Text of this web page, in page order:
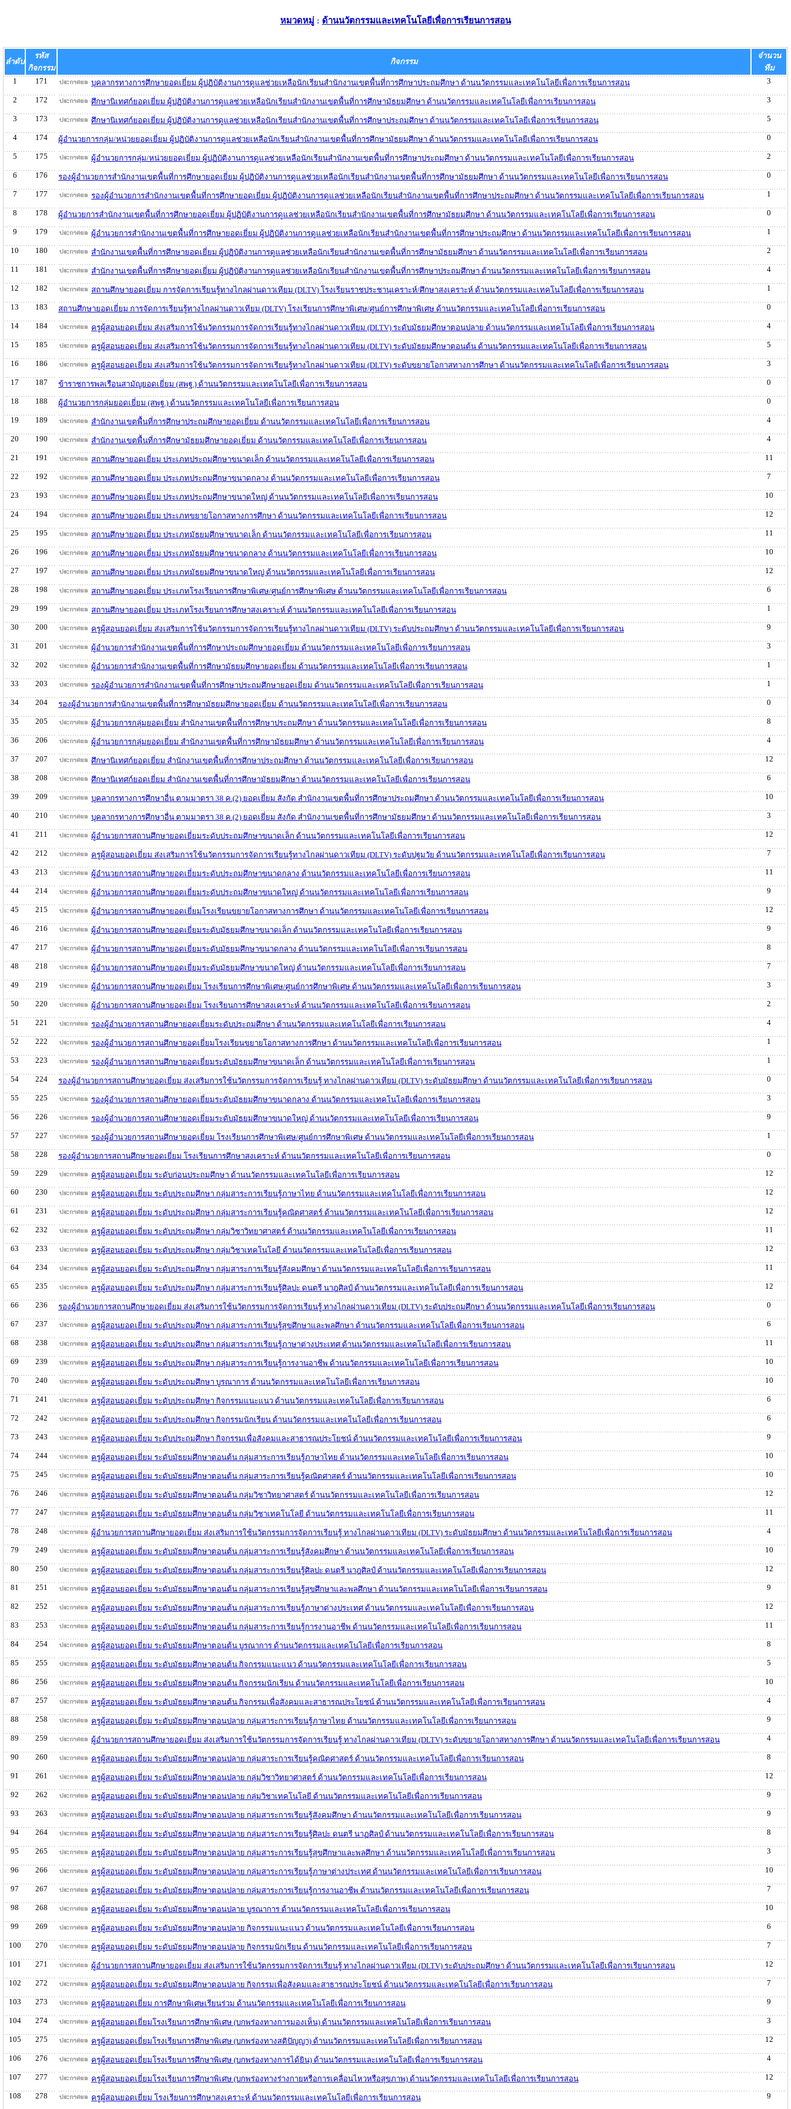
หมวดหมู่ : ด้านนวัตกรรมและเทคโนโลยีเพื่อการเรียนการสอน
ลำดับ
รหัส
กิจกรรม
กิจกรรม
จำนวน
ทีม
1
171 บุคลากรทางการศึกษายอดเยี่ยม ผู้ปฏิบัติงานการดูแลช่วยเหลือนักเรียนสำนักงานเขตพื้นที่การศึกษาประถมศึกษา ด้านนวัตกรรมและเทคโนโลยีเพื่อการเรียนการสอน 3
2 172 ศึกษานิเทศก์ยอดเยี่ยม ผู้ปฏิบัติงานการดูแลช่วยเหลือนักเรียนสำนักงานเขตพื้นที่การศึกษามัธยมศึกษา ด้านนวัตกรรมและเทคโนโลยีเพื่อการเรียนการสอน 3
3 173 ศึกษานิเทศก์ยอดเยี่ยม ผู้ปฏิบัติงานการดูแลช่วยเหลือนักเรียนสำนักงานเขตพื้นที่การศึกษาประถมศึกษา ด้านนวัตกรรมและเทคโนโลยีเพื่อการเรียนการสอน 5
4 174 ผู้อำนวยการกลุ่ม/หน่วยยอดเยี่ยม ผู้ปฏิบัติงานการดูแลช่วยเหลือนักเรียนสำนักงานเขตพื้นที่การศึกษามัธยมศึกษา ด้านนวัตกรรมและเทคโนโลยีเพื่อการเรียนการสอน 0
5 175 ผู้อำนวยการกลุ่ม/หน่วยยอดเยี่ยม ผู้ปฏิบัติงานการดูแลช่วยเหลือนักเรียนสำนักงานเขตพื้นที่การศึกษาประถมศึกษา ด้านนวัตกรรมและเทคโนโลยีเพื่อการเรียนการสอน 2
6 176 รองผู้อำนวยการสำนักงานเขตพื้นที่การศึกษายอดเยี่ยม ผู้ปฏิบัติงานการดูแลช่วยเหลือนักเรียนสำนักงานเขตพื้นที่การศึกษามัธยมศึกษา ด้านนวัตกรรมและเทคโนโลยีเพื่อการเรียนการสอน 0
7 177 รองผู้อำนวยการสำนักงานเขตพื้นที่การศึกษายอดเยี่ยม ผู้ปฏิบัติงานการดูแลช่วยเหลือนักเรียนสำนักงานเขตพื้นที่การศึกษาประถมศึกษา ด้านนวัตกรรมและเทคโนโลยีเพื่อการเรียนการสอน 1
8 178 ผู้อำนวยการสำนักงานเขตพื้นที่การศึกษายอดเยี่ยม ผู้ปฏิบัติงานการดูแลช่วยเหลือนักเรียนสำนักงานเขตพื้นที่การศึกษามัธยมศึกษา ด้านนวัตกรรมและเทคโนโลยีเพื่อการเรียนการสอน 0
9 179 ผู้อำนวยการสำนักงานเขตพื้นที่การศึกษายอดเยี่ยม ผู้ปฏิบัติงานการดูแลช่วยเหลือนักเรียนสำนักงานเขตพื้นที่การศึกษาประถมศึกษา ด้านนวัตกรรมและเทคโนโลยีเพื่อการเรียนการสอน 1
10 180 สำนักงานเขตพื้นที่การศึกษายอดเยี่ยม ผู้ปฏิบัติงานการดูแลช่วยเหลือนักเรียนสำนักงานเขตพื้นที่การศึกษามัธยมศึกษา ด้านนวัตกรรมและเทคโนโลยีเพื่อการเรียนการสอน 2
11 181 สำนักงานเขตพื้นที่การศึกษายอดเยี่ยม ผู้ปฏิบัติงานการดูแลช่วยเหลือนักเรียนสำนักงานเขตพื้นที่การศึกษาประถมศึกษา ด้านนวัตกรรมและเทคโนโลยีเพื่อการเรียนการสอน 4
12 182 สถานศึกษายอดเยี่ยม การจัดการเรียนรู้ทางไกลผ่านดาวเทียม (DLTV) โรงเรียนราชประชานุเคราะห์/ศึกษาสงเคราะห์ ด้านนวัตกรรมและเทคโนโลยีเพื่อการเรียนการสอน 1
13 183 สถานศึกษายอดเยี่ยม การจัดการเรียนรู้ทางไกลผ่านดาวเทียม (DLTV) โรงเรียนการศึกษาพิเศษ/ศูนย์การศึกษาพิเศษ ด้านนวัตกรรมและเทคโนโลยีเพื่อการเรียนการสอน 0
14 184 ครูผู้สอนยอดเยี่ยม ส่งเสริมการใช้นวัตกรรมการจัดการเรียนรู้ทางไกลผ่านดาวเทียม (DLTV) ระดับมัธยมศึกษาตอนปลาย ด้านนวัตกรรมและเทคโนโลยีเพื่อการเรียนการสอน 4
15 185 ครูผู้สอนยอดเยี่ยม ส่งเสริมการใช้นวัตกรรมการจัดการเรียนรู้ทางไกลผ่านดาวเทียม (DLTV) ระดับมัธยมศึกษาตอนต้น ด้านนวัตกรรมและเทคโนโลยีเพื่อการเรียนการสอน 5
16 186 ครูผู้สอนยอดเยี่ยม ส่งเสริมการใช้นวัตกรรมการจัดการเรียนรู้ทางไกลผ่านดาวเทียม (DLTV) ระดับขยายโอกาสทางการศึกษา ด้านนวัตกรรมและเทคโนโลยีเพื่อการเรียนการสอน 3
17 187 ข้าราชการพลเรือนสามัญยอดเยี่ยม (สพฐ.) ด้านนวัตกรรมและเทคโนโลยีเพื่อการเรียนการสอน 0
18 188 ผู้อำนวยการกลุ่มยอดเยี่ยม (สพฐ.) ด้านนวัตกรรมและเทคโนโลยีเพื่อการเรียนการสอน 0
19 189 สำนักงานเขตพื้นที่การศึกษาประถมศึกษายอดเยี่ยม ด้านนวัตกรรมและเทคโนโลยีเพื่อการเรียนการสอน 4
20 190 สำนักงานเขตพื้นที่การศึกษามัธยมศึกษายอดเยี่ยม ด้านนวัตกรรมและเทคโนโลยีเพื่อการเรียนการสอน 4
21 191 สถานศึกษายอดเยี่ยม ประเภทประถมศึกษาขนาดเล็ก ด้านนวัตกรรมและเทคโนโลยีเพื่อการเรียนการสอน 11
22 192 สถานศึกษายอดเยี่ยม ประเภทประถมศึกษาขนาดกลาง ด้านนวัตกรรมและเทคโนโลยีเพื่อการเรียนการสอน 7
23 193 สถานศึกษายอดเยี่ยม ประเภทประถมศึกษาขนาดใหญ่ ด้านนวัตกรรมและเทคโนโลยีเพื่อการเรียนการสอน 10
24 194 สถานศึกษายอดเยี่ยม ประเภทขยายโอกาสทางการศึกษา ด้านนวัตกรรมและเทคโนโลยีเพื่อการเรียนการสอน 12
25 195 สถานศึกษายอดเยี่ยม ประเภทมัธยมศึกษาขนาดเล็ก ด้านนวัตกรรมและเทคโนโลยีเพื่อการเรียนการสอน 11
26 196 สถานศึกษายอดเยี่ยม ประเภทมัธยมศึกษาขนาดกลาง ด้านนวัตกรรมและเทคโนโลยีเพื่อการเรียนการสอน 10
27 197 สถานศึกษายอดเยี่ยม ประเภทมัธยมศึกษาขนาดใหญ่ ด้านนวัตกรรมและเทคโนโลยีเพื่อการเรียนการสอน 12
28 198 สถานศึกษายอดเยี่ยม ประเภทโรงเรียนการศึกษาพิเศษ/ศูนย์การศึกษาพิเศษ ด้านนวัตกรรมและเทคโนโลยีเพื่อการเรียนการสอน 6
29 199 สถานศึกษายอดเยี่ยม ประเภทโรงเรียนการศึกษาสงเคราะห์ ด้านนวัตกรรมและเทคโนโลยีเพื่อการเรียนการสอน 1
30 200 ครูผู้สอนยอดเยี่ยม ส่งเสริมการใช้นวัตกรรมการจัดการเรียนรู้ทางไกลผ่านดาวเทียม (DLTV) ระดับประถมศึกษา ด้านนวัตกรรมและเทคโนโลยีเพื่อการเรียนการสอน 9
31 201 ผู้อำนวยการสำนักงานเขตพื้นที่การศึกษาประถมศึกษายอดเยี่ยม ด้านนวัตกรรมและเทคโนโลยีเพื่อการเรียนการสอน 3
32 202 ผู้อำนวยการสำนักงานเขตพื้นที่การศึกษามัธยมศึกษายอดเยี่ยม ด้านนวัตกรรมและเทคโนโลยีเพื่อการเรียนการสอน 1
33 203 รองผู้อำนวยการสำนักงานเขตพื้นที่การศึกษาประถมศึกษายอดเยี่ยม ด้านนวัตกรรมและเทคโนโลยีเพื่อการเรียนการสอน 1
34 204 รองผู้อำนวยการสำนักงานเขตพื้นที่การศึกษามัธยมศึกษายอดเยี่ยม ด้านนวัตกรรมและเทคโนโลยีเพื่อการเรียนการสอน 0
35 205 ผู้อำนวยการกลุ่มยอดเยี่ยม สำนักงานเขตพื้นที่การศึกษาประถมศึกษา ด้านนวัตกรรมและเทคโนโลยีเพื่อการเรียนการสอน 8
36 206 ผู้อำนวยการกลุ่มยอดเยี่ยม สำนักงานเขตพื้นที่การศึกษามัธยมศึกษา ด้านนวัตกรรมและเทคโนโลยีเพื่อการเรียนการสอน 4
37 207 ศึกษานิเทศก์ยอดเยี่ยม สำนักงานเขตพื้นที่การศึกษาประถมศึกษา ด้านนวัตกรรมและเทคโนโลยีเพื่อการเรียนการสอน 12
38 208 ศึกษานิเทศก์ยอดเยี่ยม สำนักงานเขตพื้นที่การศึกษามัธยมศึกษา ด้านนวัตกรรมและเทคโนโลยีเพื่อการเรียนการสอน 6
39 209 บุคลากรทางการศึกษาอื่น ตามมาตรา 38 ค.(2) ยอดเยี่ยม สังกัด สำนักงานเขตพื้นที่การศึกษาประถมศึกษา ด้านนวัตกรรมและเทคโนโลยีเพื่อการเรียนการสอน 10
40 210 บุคลากรทางการศึกษาอื่น ตามมาตรา 38 ค.(2) ยอดเยี่ยม สังกัด สำนักงานเขตพื้นที่การศึกษามัธยมศึกษา ด้านนวัตกรรมและเทคโนโลยีเพื่อการเรียนการสอน 3
41 211 ผู้อำนวยการสถานศึกษายอดเยี่ยมระดับประถมศึกษาขนาดเล็ก ด้านนวัตกรรมและเทคโนโลยีเพื่อการเรียนการสอน 12
42 212 ครูผู้สอนยอดเยี่ยม ส่งเสริมการใช้นวัตกรรมการจัดการเรียนรู้ทางไกลผ่านดาวเทียม (DLTV) ระดับปฐมวัย ด้านนวัตกรรมและเทคโนโลยีเพื่อการเรียนการสอน 7
43 213 ผู้อำนวยการสถานศึกษายอดเยี่ยมระดับประถมศึกษาขนาดกลาง ด้านนวัตกรรมและเทคโนโลยีเพื่อการเรียนการสอน 11
44 214 ผู้อำนวยการสถานศึกษายอดเยี่ยมระดับประถมศึกษาขนาดใหญ่ ด้านนวัตกรรมและเทคโนโลยีเพื่อการเรียนการสอน 9
45 215 ผู้อำนวยการสถานศึกษายอดเยี่ยมโรงเรียนขยายโอกาสทางการศึกษา ด้านนวัตกรรมและเทคโนโลยีเพื่อการเรียนการสอน 12
46 216 ผู้อำนวยการสถานศึกษายอดเยี่ยมระดับมัธยมศึกษาขนาดเล็ก ด้านนวัตกรรมและเทคโนโลยีเพื่อการเรียนการสอน 9
47 217 ผู้อำนวยการสถานศึกษายอดเยี่ยมระดับมัธยมศึกษาขนาดกลาง ด้านนวัตกรรมและเทคโนโลยีเพื่อการเรียนการสอน 8
48 218 ผู้อำนวยการสถานศึกษายอดเยี่ยมระดับมัธยมศึกษาขนาดใหญ่ ด้านนวัตกรรมและเทคโนโลยีเพื่อการเรียนการสอน 7
49 219 ผู้อำนวยการสถานศึกษายอดเยี่ยม โรงเรียนการศึกษาพิเศษ/ศูนย์การศึกษาพิเศษ ด้านนวัตกรรมและเทคโนโลยีเพื่อการเรียนการสอน 3
50 220 ผู้อำนวยการสถานศึกษายอดเยี่ยม โรงเรียนการศึกษาสงเคราะห์ ด้านนวัตกรรมและเทคโนโลยีเพื่อการเรียนการสอน 2
51 221 รองผู้อำนวยการสถานศึกษายอดเยี่ยมระดับประถมศึกษา ด้านนวัตกรรมและเทคโนโลยีเพื่อการเรียนการสอน 4
52 222 รองผู้อำนวยการสถานศึกษายอดเยี่ยมโรงเรียนขยายโอกาสทางการศึกษา ด้านนวัตกรรมและเทคโนโลยีเพื่อการเรียนการสอน 1
53 223 รองผู้อำนวยการสถานศึกษายอดเยี่ยมระดับมัธยมศึกษาขนาดเล็ก ด้านนวัตกรรมและเทคโนโลยีเพื่อการเรียนการสอน 1
54 224 รองผู้อำนวยการสถานศึกษายอดเยี่ยม ส่งเสริมการใช้นวัตกรรมการจัดการเรียนรู้ ทางไกลผ่านดาวเทียม (DLTV) ระดับมัธยมศึกษา ด้านนวัตกรรมและเทคโนโลยีเพื่อการเรียนการสอน 0
55 225 รองผู้อำนวยการสถานศึกษายอดเยี่ยมระดับมัธยมศึกษาขนาดกลาง ด้านนวัตกรรมและเทคโนโลยีเพื่อการเรียนการสอน 3
56 226 รองผู้อำนวยการสถานศึกษายอดเยี่ยมระดับมัธยมศึกษาขนาดใหญ่ ด้านนวัตกรรมและเทคโนโลยีเพื่อการเรียนการสอน 9
57 227 รองผู้อำนวยการสถานศึกษายอดเยี่ยม โรงเรียนการศึกษาพิเศษ/ศูนย์การศึกษาพิเศษ ด้านนวัตกรรมและเทคโนโลยีเพื่อการเรียนการสอน 1
58 228 รองผู้อำนวยการสถานศึกษายอดเยี่ยม โรงเรียนการศึกษาสงเคราะห์ ด้านนวัตกรรมและเทคโนโลยีเพื่อการเรียนการสอน 0
59 229 ครูผู้สอนยอดเยี่ยม ระดับก่อนประถมศึกษา ด้านนวัตกรรมและเทคโนโลยีเพื่อการเรียนการสอน 12
60 230 ครูผู้สอนยอดเยี่ยม ระดับประถมศึกษา กลุ่มสาระการเรียนรู้ภาษาไทย ด้านนวัตกรรมและเทคโนโลยีเพื่อการเรียนการสอน 12
61 231 ครูผู้สอนยอดเยี่ยม ระดับประถมศึกษา กลุ่มสาระการเรียนรู้คณิตศาสตร์ ด้านนวัตกรรมและเทคโนโลยีเพื่อการเรียนการสอน 12
62 232 ครูผู้สอนยอดเยี่ยม ระดับประถมศึกษา กลุ่มวิชาวิทยาศาสตร์ ด้านนวัตกรรมและเทคโนโลยีเพื่อการเรียนการสอน 11
63 233 ครูผู้สอนยอดเยี่ยม ระดับประถมศึกษา กลุ่มวิชาเทคโนโลยี ด้านนวัตกรรมและเทคโนโลยีเพื่อการเรียนการสอน 12
64 234 ครูผู้สอนยอดเยี่ยม ระดับประถมศึกษา กลุ่มสาระการเรียนรู้สังคมศึกษา ด้านนวัตกรรมและเทคโนโลยีเพื่อการเรียนการสอน 11
65 235 ครูผู้สอนยอดเยี่ยม ระดับประถมศึกษา กลุ่มสาระการเรียนรู้ศิลปะ ดนตรี นาฎศิลป์ ด้านนวัตกรรมและเทคโนโลยีเพื่อการเรียนการสอน 12
66 236 รองผู้อำนวยการสถานศึกษายอดเยี่ยม ส่งเสริมการใช้นวัตกรรมการจัดการเรียนรู้ ทางไกลผ่านดาวเทียม (DLTV) ระดับประถมศึกษา ด้านนวัตกรรมและเทคโนโลยีเพื่อการเรียนการสอน 0
67 237 ครูผู้สอนยอดเยี่ยม ระดับประถมศึกษา กลุ่มสาระการเรียนรู้สุขศึกษาและพลศึกษา ด้านนวัตกรรมและเทคโนโลยีเพื่อการเรียนการสอน 6
68 238 ครูผู้สอนยอดเยี่ยม ระดับประถมศึกษา กลุ่มสาระการเรียนรู้ภาษาต่างประเทศ ด้านนวัตกรรมและเทคโนโลยีเพื่อการเรียนการสอน 11
69 239 ครูผู้สอนยอดเยี่ยม ระดับประถมศึกษา กลุ่มสาระการเรียนรู้การงานอาชีพ ด้านนวัตกรรมและเทคโนโลยีเพื่อการเรียนการสอน 10
70 240 ครูผู้สอนยอดเยี่ยม ระดับประถมศึกษา บูรณาการ ด้านนวัตกรรมและเทคโนโลยีเพื่อการเรียนการสอน 10
71 241 ครูผู้สอนยอดเยี่ยม ระดับประถมศึกษา กิจกรรมแนะแนว ด้านนวัตกรรมและเทคโนโลยีเพื่อการเรียนการสอน 6
72 242 ครูผู้สอนยอดเยี่ยม ระดับประถมศึกษา กิจกรรมนักเรียน ด้านนวัตกรรมและเทคโนโลยีเพื่อการเรียนการสอน 6
73 243 ครูผู้สอนยอดเยี่ยม ระดับประถมศึกษา กิจกรรมเพื่อสังคมและสาธารณประโยชน์ ด้านนวัตกรรมและเทคโนโลยีเพื่อการเรียนการสอน 9
74 244 ครูผู้สอนยอดเยี่ยม ระดับมัธยมศึกษาตอนต้น กลุ่มสาระการเรียนรู้ภาษาไทย ด้านนวัตกรรมและเทคโนโลยีเพื่อการเรียนการสอน 10
75 245 ครูผู้สอนยอดเยี่ยม ระดับมัธยมศึกษาตอนต้น กลุ่มสาระการเรียนรู้คณิตศาสตร์ ด้านนวัตกรรมและเทคโนโลยีเพื่อการเรียนการสอน 10
76 246 ครูผู้สอนยอดเยี่ยม ระดับมัธยมศึกษาตอนต้น กลุ่มวิชาวิทยาศาสตร์ ด้านนวัตกรรมและเทคโนโลยีเพื่อการเรียนการสอน 12
77 247 ครูผู้สอนยอดเยี่ยม ระดับมัธยมศึกษาตอนต้น กลุ่มวิชาเทคโนโลยี ด้านนวัตกรรมและเทคโนโลยีเพื่อการเรียนการสอน 11
78 248 ผู้อำนวยการสถานศึกษายอดเยี่ยม ส่งเสริมการใช้นวัตกรรมการจัดการเรียนรู้ ทางไกลผ่านดาวเทียม (DLTV) ระดับมัธยมศึกษา ด้านนวัตกรรมและเทคโนโลยีเพื่อการเรียนการสอน 4
79 249 ครูผู้สอนยอดเยี่ยม ระดับมัธยมศึกษาตอนต้น กลุ่มสาระการเรียนรู้สังคมศึกษา ด้านนวัตกรรมและเทคโนโลยีเพื่อการเรียนการสอน 10
80 250 ครูผู้สอนยอดเยี่ยม ระดับมัธยมศึกษาตอนต้น กลุ่มสาระการเรียนรู้ศิลปะ ดนตรี นาฎศิลป์ ด้านนวัตกรรมและเทคโนโลยีเพื่อการเรียนการสอน 12
81 251 ครูผู้สอนยอดเยี่ยม ระดับมัธยมศึกษาตอนต้น กลุ่มสาระการเรียนรู้สุขศึกษาและพลศึกษา ด้านนวัตกรรมและเทคโนโลยีเพื่อการเรียนการสอน 9
82 252 ครูผู้สอนยอดเยี่ยม ระดับมัธยมศึกษาตอนต้น กลุ่มสาระการเรียนรู้ภาษาต่างประเทศ ด้านนวัตกรรมและเทคโนโลยีเพื่อการเรียนการสอน 12
83 253 ครูผู้สอนยอดเยี่ยม ระดับมัธยมศึกษาตอนต้น กลุ่มสาระการเรียนรู้การงานอาชีพ ด้านนวัตกรรมและเทคโนโลยีเพื่อการเรียนการสอน 11
84 254 ครูผู้สอนยอดเยี่ยม ระดับมัธยมศึกษาตอนต้น บูรณาการ ด้านนวัตกรรมและเทคโนโลยีเพื่อการเรียนการสอน 8
85 255 ครูผู้สอนยอดเยี่ยม ระดับมัธยมศึกษาตอนต้น กิจกรรมแนะแนว ด้านนวัตกรรมและเทคโนโลยีเพื่อการเรียนการสอน 5
86 256 ครูผู้สอนยอดเยี่ยม ระดับมัธยมศึกษาตอนต้น กิจกรรมนักเรียน ด้านนวัตกรรมและเทคโนโลยีเพื่อการเรียนการสอน 10
87 257 ครูผู้สอนยอดเยี่ยม ระดับมัธยมศึกษาตอนต้น กิจกรรมเพื่อสังคมและสาธารณประโยชน์ ด้านนวัตกรรมและเทคโนโลยีเพื่อการเรียนการสอน 4
88 258 ครูผู้สอนยอดเยี่ยม ระดับมัธยมศึกษาตอนปลาย กลุ่มสาระการเรียนรู้ภาษาไทย ด้านนวัตกรรมและเทคโนโลยีเพื่อการเรียนการสอน 9
89 259 ผู้อำนวยการสถานศึกษายอดเยี่ยม ส่งเสริมการใช้นวัตกรรมการจัดการเรียนรู้ ทางไกลผ่านดาวเทียม (DLTV) ระดับขยายโอกาสทางการศึกษา ด้านนวัตกรรมและเทคโนโลยีเพื่อการเรียนการสอน 4
90 260 ครูผู้สอนยอดเยี่ยม ระดับมัธยมศึกษาตอนปลาย กลุ่มสาระการเรียนรู้คณิตศาสตร์ ด้านนวัตกรรมและเทคโนโลยีเพื่อการเรียนการสอน 8
91 261 ครูผู้สอนยอดเยี่ยม ระดับมัธยมศึกษาตอนปลาย กลุ่มวิชาวิทยาศาสตร์ ด้านนวัตกรรมและเทคโนโลยีเพื่อการเรียนการสอน 12
92 262 ครูผู้สอนยอดเยี่ยม ระดับมัธยมศึกษาตอนปลาย กลุ่มวิชาเทคโนโลยี ด้านนวัตกรรมและเทคโนโลยีเพื่อการเรียนการสอน 9
93 263 ครูผู้สอนยอดเยี่ยม ระดับมัธยมศึกษาตอนปลาย กลุ่มสาระการเรียนรู้สังคมศึกษา ด้านนวัตกรรมและเทคโนโลยีเพื่อการเรียนการสอน 9
94 264 ครูผู้สอนยอดเยี่ยม ระดับมัธยมศึกษาตอนปลาย กลุ่มสาระการเรียนรู้ศิลปะ ดนตรี นาฏศิลป์ ด้านนวัตกรรมและเทคโนโลยีเพื่อการเรียนการสอน 8
95 265 ครูผู้สอนยอดเยี่ยม ระดับมัธยมศึกษาตอนปลาย กลุ่มสาระการเรียนรู้สุขศึกษาและพลศึกษา ด้านนวัตกรรมและเทคโนโลยีเพื่อการเรียนการสอน 3
96 266 ครูผู้สอนยอดเยี่ยม ระดับมัธยมศึกษาตอนปลาย กลุ่มสาระการเรียนรู้ภาษาต่างประเทศ ด้านนวัตกรรมและเทคโนโลยีเพื่อการเรียนการสอน 10
97 267 ครูผู้สอนยอดเยี่ยม ระดับมัธยมศึกษาตอนปลาย กลุ่มสาระการเรียนรู้การงานอาชีพ ด้านนวัตกรรมและเทคโนโลยีเพื่อการเรียนการสอน 7
98 268 ครูผู้สอนยอดเยี่ยม ระดับมัธยมศึกษาตอนปลาย บูรณาการ ด้านนวัตกรรมและเทคโนโลยีเพื่อการเรียนการสอน 10
99 269 ครูผู้สอนยอดเยี่ยม ระดับมัธยมศึกษาตอนปลาย กิจกรรมแนะแนว ด้านนวัตกรรมและเทคโนโลยีเพื่อการเรียนการสอน 6
100 270 ครูผู้สอนยอดเยี่ยม ระดับมัธยมศึกษาตอนปลาย กิจกรรมนักเรียน ด้านนวัตกรรมและเทคโนโลยีเพื่อการเรียนการสอน 7
101 271 ผู้อำนวยการสถานศึกษายอดเยี่ยม ส่งเสริมการใช้นวัตกรรมการจัดการเรียนรู้ ทางไกลผ่านดาวเทียม (DLTV) ระดับประถมศึกษา ด้านนวัตกรรมและเทคโนโลยีเพื่อการเรียนการสอน 12
102 272 ครูผู้สอนยอดเยี่ยม ระดับมัธยมศึกษาตอนปลาย กิจกรรมเพื่อสังคมและสาธารณประโยชน์ ด้านนวัตกรรมและเทคโนโลยีเพื่อการเรียนการสอน 7
103 273 ครูผู้สอนยอดเยี่ยม การศึกษาพิเศษเรียนร่วม ด้านนวัตกรรมและเทคโนโลยีเพื่อการเรียนการสอน 9
104 274 ครูผู้สอนยอดเยี่ยมโรงเรียนการศึกษาพิเศษ (บกพร่องทางการมองเห็น) ด้านนวัตกรรมและเทคโนโลยีเพื่อการเรียนการสอน 3
105 275 ครูผู้สอนยอดเยี่ยมโรงเรียนการศึกษาพิเศษ (บกพร่องทางสติปัญญา) ด้านนวัตกรรมและเทคโนโลยีเพื่อการเรียนการสอน 12
106 276 ครูผู้สอนยอดเยี่ยมโรงเรียนการศึกษาพิเศษ (บกพร่องทางการได้ยิน) ด้านนวัตกรรมและเทคโนโลยีเพื่อการเรียนการสอน 4
107 277 ครูผู้สอนยอดเยี่ยมโรงเรียนการศึกษาพิเศษ (บกพร่องทางร่างกายหรือการเคลื่อนไหวหรือสุขภาพ) ด้านนวัตกรรมและเทคโนโลยีเพื่อการเรียนการสอน 12
108 278 ครูผู้สอนยอดเยี่ยม โรงเรียนการศึกษาสงเคราะห์ ด้านนวัตกรรมและเทคโนโลยีเพื่อการเรียนการสอน 9